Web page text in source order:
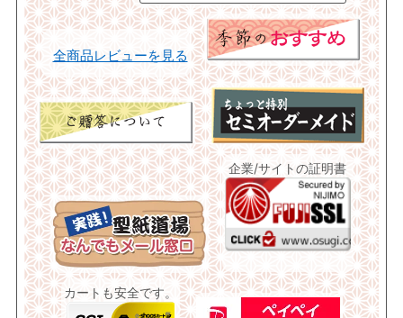
全商品レビューを見る
企業/サイトの証明書
カートも安全です。